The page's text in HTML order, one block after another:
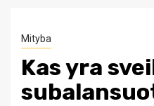
Mityba
Kas yra